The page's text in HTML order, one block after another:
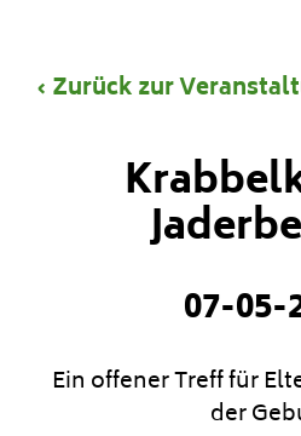
‹ Zurück zur
07-05-
Ein offener Treff für
der